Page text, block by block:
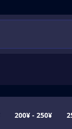
200¥ - 250¥